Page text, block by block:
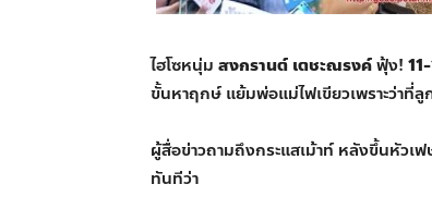
ไฮโซหนุ่ม สงกรานต์ เตชะณรงค์ฟุ้ง!
ขั้นหาฤกษ์ แย้มพ่อแม่ไฟเขียวเพราะว่าที่
ผู้สื่อข่าวถามถึงกระแสเม้าท์ หลังขึ้นหัวเ
ทันทีว่า